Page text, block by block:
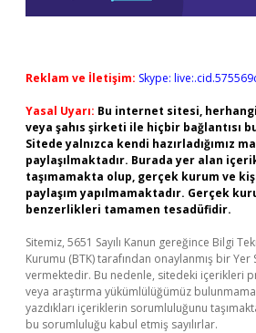
Reklam ve İletişim: Skype:
Yasal Uyarı: Bu internet sitesi,
veya şahıs şirketi ile hiçbir bağlantısı
Sitede yalnızca kendi hazırladığımız
paylaşılmaktadır. Burada yer alan
taşımamakta olup, gerçek kurum ve
paylaşım yapılmamaktadır. Gerçek
benzerlikleri tamamen tesadüfidir.
Sitemiz, 5651 Sayılı Kanun gereğince Bilgi
Kurumu (BTK) tarafından onaylanmış bir Yer
vermektedir. Bu nedenle, sitedeki içerikleri
veya araştırma yükümlülüğümüz
yazdıkları içeriklerin sorumluluğunu
bu sorumluluğu kabul etmiş sayılırlar.